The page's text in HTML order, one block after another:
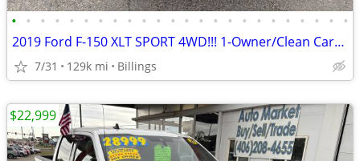
• • • • • • • • • • • • • • • • • • • • • • • •
2019 Ford F-150 XLT SPORT 4WD!!! 1-Owner/Clean Carfax/VERY NICE!!!!!!
7/31 129k mi Billings
$22,999